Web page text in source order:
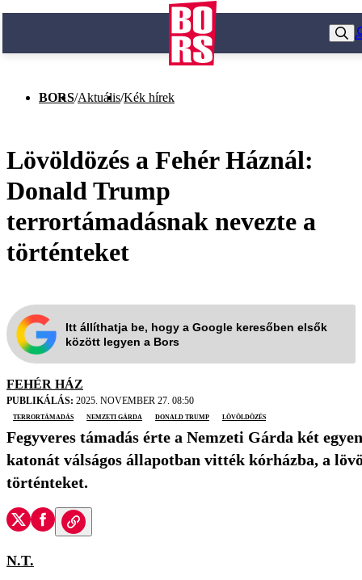
BORS/Aktuális/Kék hírek
Lövöldözés a Fehér Háznál:
Donald Trump
terrortámadásnak nevezte a
történteket
Itt állíthatja be, hogy a Google keresőben elsők
között legyen a Bors
FEHÉR HÁZ
PUBLIKÁLÁS: 2025. NOVEMBER 27. 08:50
terrortámadás
Nemzeti Gárda Donald Trump lövöldözés
Fegyveres támadás érte a Nemzeti Gárda két
katonát válságos állapotban vitték kórházba, a
történteket.
N.T.